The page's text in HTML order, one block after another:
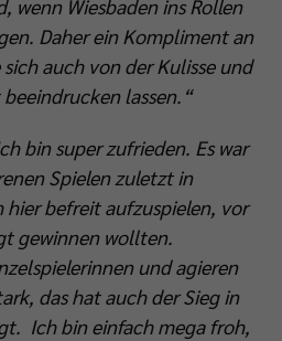
wenn Wiesbaden ins Rollen
Daher ein Kompliment an
auch von der Kulisse und
lassen.“
bin super zufrieden. Es war
Spielen zuletzt in
befreit aufzuspielen, vor
gewinnen wollten.
und agieren
das hat auch der Sieg in
Ich bin einfach mega froh,